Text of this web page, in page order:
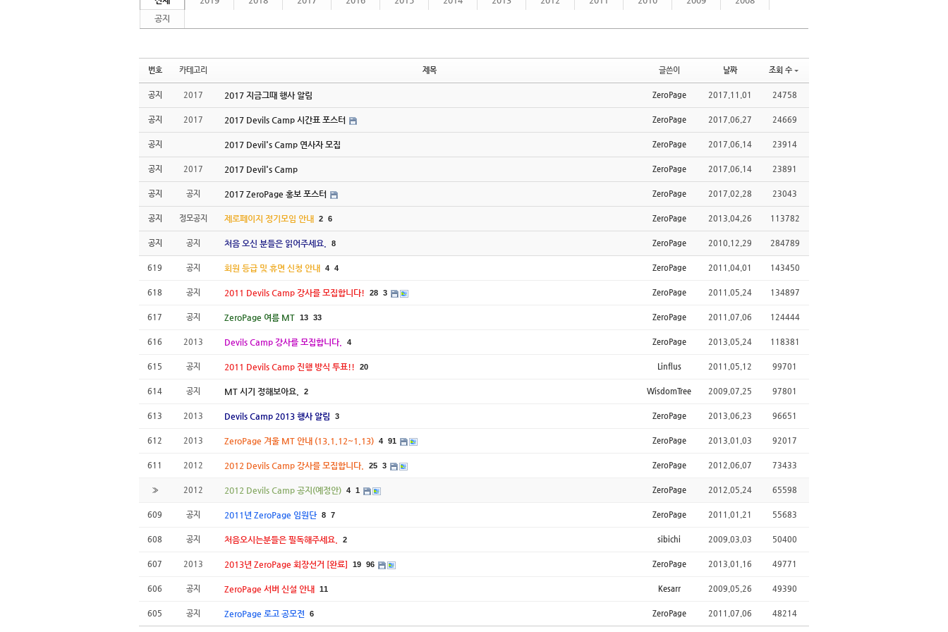
공지
번호 카테고리 제목 글쓴이 날짜 조회 수
공지 2017 2017 지금그때 행사 알림 ZeroPage 2017.11.01 24758
공지 2017 2017 Devils Camp 시간표 포스터 ZeroPage 2017.06.27 24669
공지 2017 Devil's Camp 연사자 모집 ZeroPage 2017.06.14 23914
공지 2017 2017 Devil's Camp ZeroPage 2017.06.14 23891
공지 공지 2017 ZeroPage 홍보 포스터 ZeroPage 2017.02.28 23043
공지 정모공지 제로페이지 정기모임 안내 2 6 ZeroPage 2013.04.26 113782
공지 공지 처음 오신 분들은 읽어주세요. 8 ZeroPage 2010.12.29 284789
619 공지 회원 등급 및 휴면 신청 안내 4 4 ZeroPage 2011.04.01 143450
618 공지 2011 Devils Camp 강사를 모집합니다! 28 3 ZeroPage 2011.05.24 134897
617 공지 ZeroPage 여름 MT 13 33 ZeroPage 2011.07.06 124444
616 2013 Devils Camp 강사를 모집합니다. 4 ZeroPage 2013.05.24 118381
615 공지 2011 Devils Camp 진행 방식 투표!! 20 Linflus 2011.05.12 99701
614 공지 MT 시기 정해보아요. 2 WisdomTree 2009.07.25 97801
613 2013 Devils Camp 2013 행사 알림 3 ZeroPage 2013.06.23 96651
612 2013 ZeroPage 겨울 MT 안내 (13.1.12~1.13) 4 91 ZeroPage 2013.01.03 92017
611 2012 2012 Devils Camp 강사를 모집합니다. 25 3 ZeroPage 2012.06.07 73433
» 2012 2012 Devils Camp 공지(예정안) 4 1 ZeroPage 2012.05.24 65598
609 공지 2011년 ZeroPage 임원단 8 7 ZeroPage 2011.01.21 55683
608 공지 처음오시는분들은 필독해주세요. 2 sibichi 2009.03.03 50400
607 2013 2013년 ZeroPage 회장선거 [완료] 19 96 ZeroPage 2013.01.16 49771
606 공지 ZeroPage 서버 신설 안내 11 Kesarr 2009.05.26 49390
605 공지 ZeroPage 로고 공모전 6 ZeroPage 2011.07.06 48214